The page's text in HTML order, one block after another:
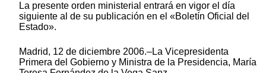
La presente orden ministerial entrará en vigor el día
siguiente al de su publicación en el «Boletín Oficial del
Estado».
Madrid, 12 de diciembre 2006.–La Vicepresidenta
Primera del Gobierno y Ministra de la Presidencia, María